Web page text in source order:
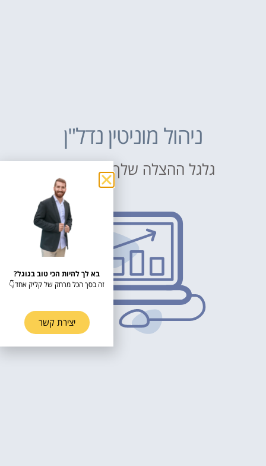
ניהול מוניטין נדל"ן
גלגל ההצלה שלך באינטרנט
בא לך להיות הכי טוב בגוגל?
זה בסך הכל מרחק של קליק אחד👇
יצירת קשר